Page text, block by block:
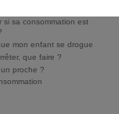
si sa consommation est
mon enfant se drogue
que faire ?
proche ?